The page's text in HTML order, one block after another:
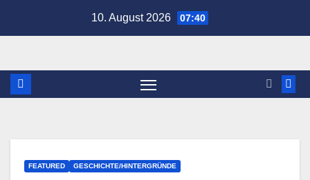
10. August 2026 07:40
FEATURED GESCHICHTE/HINTERGRÜNDE